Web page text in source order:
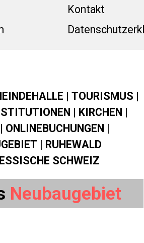
Kontakt
|TOURISMUS |
| KIRCHEN |
ONLINEBUCHUNGEN |
| RUHEWALD
SCHWEIZ
Neubaugebiet